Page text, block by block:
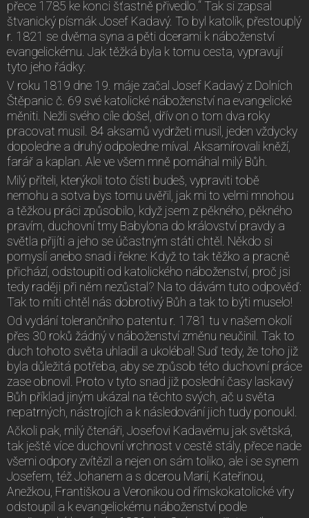
přece 1785 ke konci šťastně přivedlo.“ Tak si zapsal
štvanický písmák Josef Kadavý. To byl katolík, přestouplý
r. 1821 se dvěma syna a pěti dcerami k náboženství
evangelickému. Jak těžká byla k tomu cesta, vypravují
tyto jeho řádky:
V roku 1819 dne 19. máje začal Josef Kadavý z Dolních
Štěpanic č. 69 své katolické náboženství na evangelické
měniti. Nežli svého cíle došel, dřív on o tom dva roky
pracovat musil. 84 aksamů vydržeti musil, jeden vždycky
dopoledne a druhý odpoledne míval. Aksamírovali kněží,
farář a kaplan. Ale ve všem mně pomáhal milý Bůh.
Milý příteli, kterýkoli toto čísti budeš, vypraviti tobě
nemohu a sotva bys tomu uvěřil, jak mi to velmi mnohou
a těžkou práci způsobilo, když jsem z pěkného, pěkného
pravím, duchovní tmy Babylona do království pravdy a
světla přijíti a jeho se účastným státi chtěl. Někdo si
pomyslí anebo snad i řekne: Když to tak těžko a pracně
přichází, odstoupiti od katolického náboženství, proč jsi
tedy raději při něm nezůstal? Na to dávám tuto odpověď:
Tak to míti chtěl nás dobrotivý Bůh a tak to býti muselo!
Od vydání tolerančního patentu r. 1781 tu v našem okolí
přes 30 roků žádný v náboženství změnu neučinil. Tak to
duch tohoto světa uhladil a ukolébal! Suď tedy, že toho již
byla důležitá potřeba, aby se způsob této duchovní práce
zase obnovil. Proto v tyto snad již poslední časy laskavý
Bůh příklad jiným ukázal na těchto svých, ač u světa
nepatrných, nástrojích a k následování jich tudy ponoukl.
Ačkoli pak, milý čtenáři, Josefovi Kadavému jak světská,
tak ještě více duchovní vrchnost v cestě stály, přece nade
všemi odpory zvítězil a nejen on sám toliko, ale i se synem
Josefem, též Johanem a s dcerou Marií, Kateřinou,
Anežkou, Františkou a Veronikou od římskokatolické víry
odstoupil a k evangelickému náboženství podle